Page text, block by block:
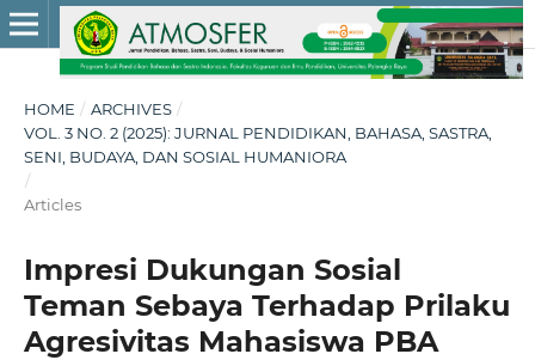
HOME / ARCHIVES /
VOL. 3 NO. 2 (2025): JURNAL PENDIDIKAN, BAHASA, SASTRA,
SENI, BUDAYA, DAN SOSIAL HUMANIORA
/
Articles
Impresi Dukungan Sosial
Teman Sebaya Terhadap Prilaku
Agresivitas Mahasiswa PBA